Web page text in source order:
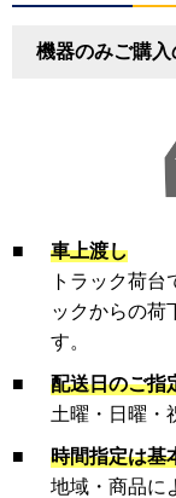
機器のみご購
■
車上渡し
トラック荷
ックからの荷
す。
■
配送日のご指
土曜・日曜・
■
時間指定は基
地域・商品に